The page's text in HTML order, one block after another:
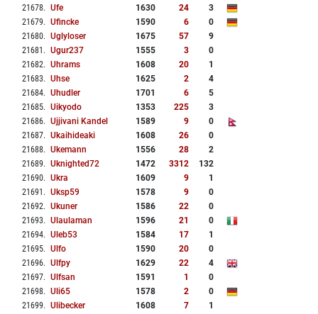
21678. Ufe 1630 24
3
21679. Ufincke 1590 6
0
21680. Uglyloser 1675 57
9
21681 . Ugur237 1555 3
0
21682. Uhrams 1608 20
1
21683. Uhse 1625 2
4
21684. Uhudler 1701 6
5
21685. Uikyodo 1353 225
3
21686. Ujjivani Kandel 1589 9
0
21687. Ukaihideaki 1608 26
0
21688. Ukemann 1556 28
2
21689. Uknighted72 1472 3312
132
21690. Ukra 1609 9
1
21691 . Uksp59 1578 9
0
21692. Ukuner 1586 22
0
21693. Ulaulaman 1596 21
0
21694. Uleb53 1584 17
1
21695. Ulfo 1590 20
0
21696. Ulfpy 1629 22
4
21697. Ulfsan 1591 1
0
21698. Uli65 1578 2
0
21699. Ulibecker 1608 7
1